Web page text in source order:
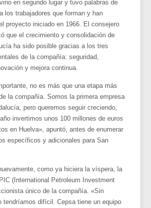
en segundo lugar y tuvo palabras de
los trabajadores que forman y han
proyecto iniciado en 1966. El consejero
que el crecimiento y consolidación de
ha sido posible gracias a los tres
de la compañía: seguridad,
y mejora continua.
no es más que una etapa más
la compañía. Somos la primera empresa
pero queremos seguir creciendo,
invertimos unos 100 millones de euros
en Huelva», apuntó, antes de enumerar
específicos y adicionales para San
como ya hiciera la víspera, la
(International Petroleum Investment
único de la compañía. «Sin
tendríamos difícil. Cepsa tiene un equipo